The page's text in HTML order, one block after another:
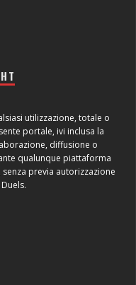
utilizzazione, totale o
portale, ivi inclusa la
diffusione o
qualunque piattaforma
previa autorizzazione